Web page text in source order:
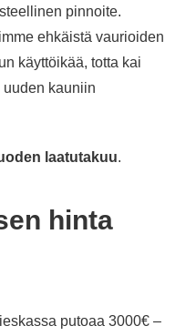
pinnoite.
ehkäistä vaurioiden
käyttöikää, totta kai
kauniin
laatutakuu.
hinta
putoaa 3000€ –